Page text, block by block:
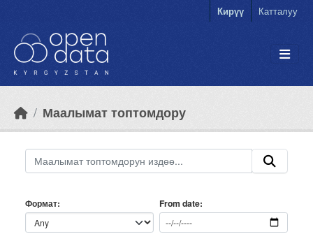
Кирүү Катталуу
Маалымат топтомдору
Формат From date